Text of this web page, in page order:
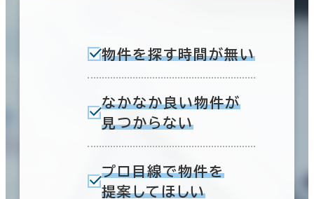
物件を探す時間が無い
なかなか良い物件が
見つからない
プロ目線で物件を
提案してほしい